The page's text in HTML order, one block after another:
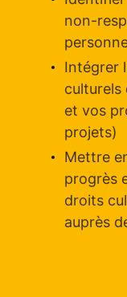
non-
Intégrer
culturels
et vos
projets)
Mettre
progrès
droits
auprès